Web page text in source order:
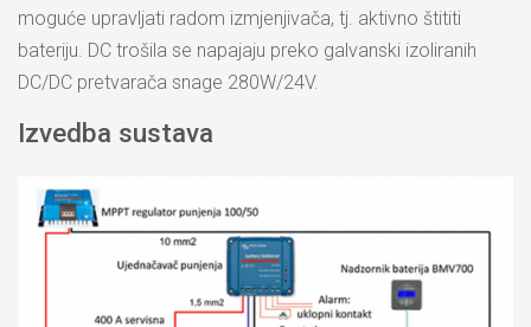
moguće upravljati radom izmjenjivača, tj. aktivno štititi
bateriju. DC trošila se napajaju preko galvanski izoliranih
DC/DC pretvarača snage 280W/24V.
Izvedba sustava